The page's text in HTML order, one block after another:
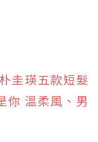
圭瑛五款短髮
你 溫柔風、男